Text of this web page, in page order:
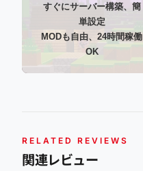
すぐにサーバー構築、簡
単設定
MODも自由、24時間稼働
OK
RELATED REVIEWS
関連レビュー